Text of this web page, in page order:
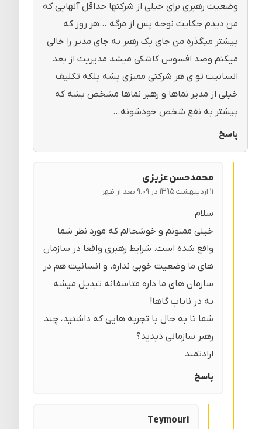
وضعیت رهبری برای خیلی از شرکتها حداقل آنهایی که
من دیدم حکایت نوحه پس از مرگه …هر روز که
بیشتر میگذره من جای یک رهبر به جای مدیر را خالی
میکنم و‌صد افسوس کاشکی میشد مدیریت از بعد
انسانیت تو ی هر شرکتی ممیزی بشه بلکه تکلیف
خیلی از مدیر نماها و رهبر نماها مشخص بشه که
بیشتر به نفع شخص خودشونه…
پاسخ
محمدحسن عزیزی
۱۱ اردیبهشت ۱۳۹۵ در ۹:۰۹ بعد از ظهر
سلام
خیلی ممنونم و خوشحالم که مورد نظر شما
واقع شده است. شرایط رهبری واقعا در سازمان
های ما وضعیت خوبی نداره. و انسانیت هم در
سازمان های ما داره متاسفانه تبدیل میشه
به در نایاب گاها!
شما تا به حال با تجربه هایی که داشتید، چند
رهبر سازمانی دیدید؟
ارادتمند
پاسخ
Teymouri